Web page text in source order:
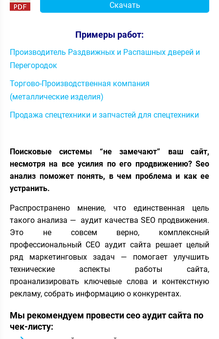
Скачать
Примеры работ:
Производитель Раздвижных и Распашных дверей и
Перегородок
Торгово-Производственная компания
(металлические изделия)
Продажа спецтехники и запчастей для спецтехники
Поисковые системы “не замечают” ваш сайт,
несмотря на все усилия по его продвижению? Seo
анализ поможет понять, в чем проблема и как ее
устранить.
Распространено мнение, что единственная цель
такого анализа — аудит качества SEO продвижения.
Это не совсем верно, комплексный
профессиональный СЕО аудит сайта решает целый
ряд маркетинговых задач — помогает улучшить
технические аспекты работы сайта,
проанализировать ключевые слова и контекстную
рекламу, собрать информацию о конкурентах.
Мы рекомендуем провести сео аудит сайта по
чек-листу: